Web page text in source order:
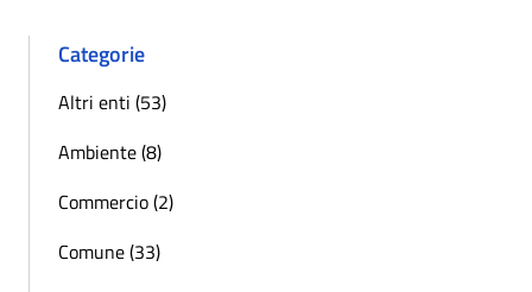
Categorie
Altri enti (53)
Ambiente (8)
Commercio (2)
Comune (33)